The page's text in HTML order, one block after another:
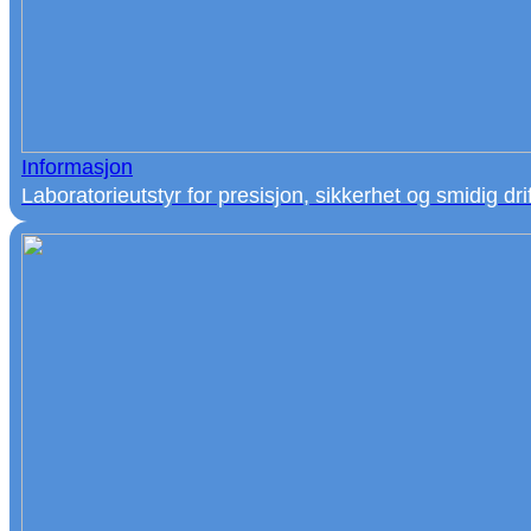
Informasjon
Laboratorieutstyr for presisjon, sikkerhet og smidig